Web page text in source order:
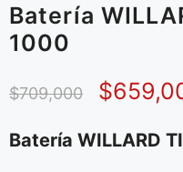
Batería
1000
$709,000 $
Batería WILLARD